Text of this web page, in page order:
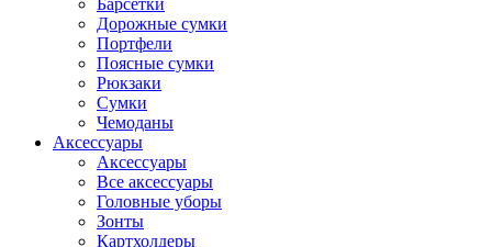
Барсетки
Дорожные сумки
Портфели
Поясные сумки
Рюкзаки
Сумки
Чемоданы
Аксессуары
Аксессуары
Все аксессуары
Головные уборы
Зонты
Картхолдеры